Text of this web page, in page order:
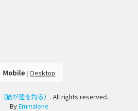
Mobile | Desktop
猫が陸を釣る） . All rights reserved.
ByEmmalene